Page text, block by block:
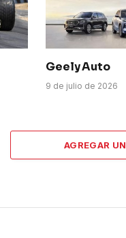
Geely Auto
9 de julio de 2026
AGREGAR